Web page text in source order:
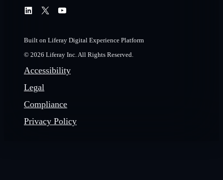
Built on Liferay Digital Experience Platform
© 2026 Liferay Inc. All Rights Reserved.
Accessibility
Legal
Compliance
Privacy Policy